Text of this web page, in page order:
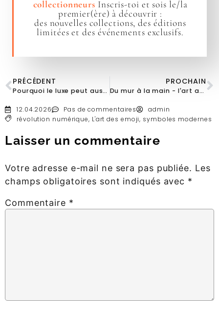
collectionneurs Inscris-toi et sois le/la
premier(ère) à découvrir :
des nouvelles collections, des éditions
limitées et des événements exclusifs.
PRÉCÉDENT
Pourquoi le luxe peut aussi être un plaisir
PROCHAIN
Du mur à la main - l'art au quotidien
12.04.2026 Pas de commentaires
admin
révolution numérique, L'art des emoji, symboles modernes
Laisser un commentaire
Votre adresse e-mail ne sera pas publiée. Les
champs obligatoires sont indiqués avec *
Commentaire *